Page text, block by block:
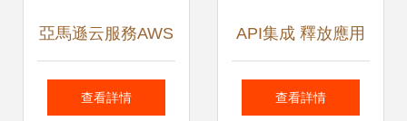
亞馬遜云服務AWS
Marketplace“重
查看詳情
API集成 釋放應用
軟件服務新動力的
查看詳情